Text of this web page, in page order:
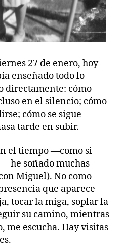
27 de enero, hoy
enseñado todo lo
directamente: cómo
en el silencio; cómo
cómo se sigue
tarde en subir.
el tiempo —como si
he soñado muchas
Miguel). No como
que aparece
tocar la miga, soplar la
su camino, mientras
me escucha. Hay visitas